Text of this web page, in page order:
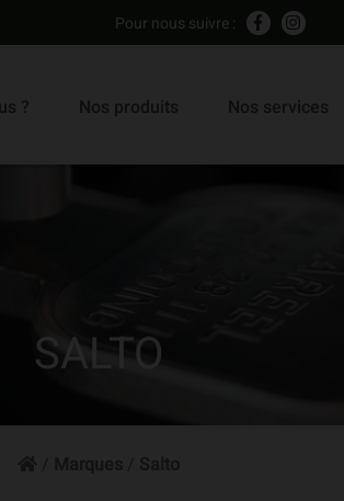
Pour nous suivre :
? Nos produits Nos services
SALTO